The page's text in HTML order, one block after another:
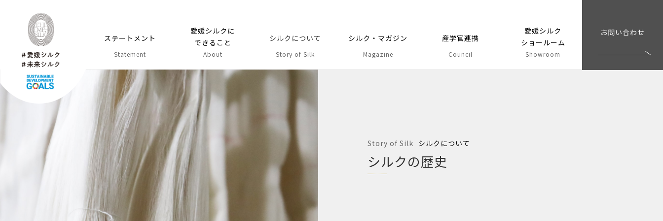
ステートメント
Statement
愛媛シルクに
できること
About
シルクについて
Story of Silk
シルク・マガジン
Magazine
産学官連携
Council
愛媛シルク
ショールーム
Showroom
お問い合わせ
Story of Silk シルクについて
シルクの歴史